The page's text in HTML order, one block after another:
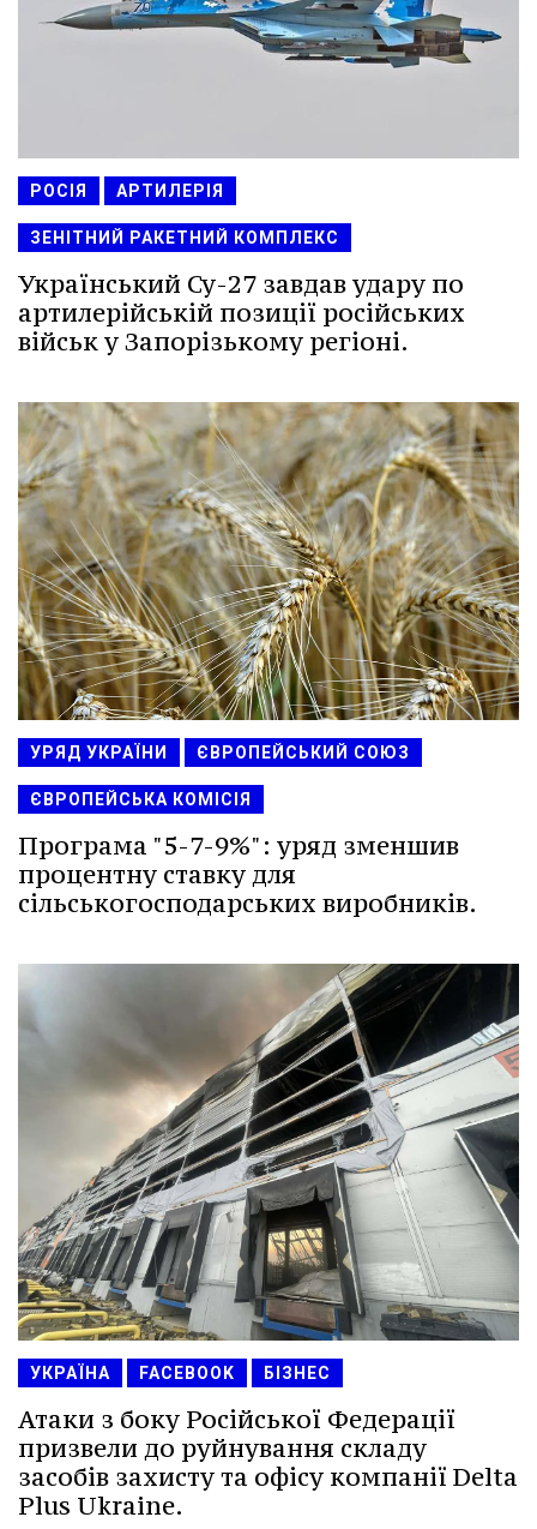
РОСІЯ АРТИЛЕРІЯ
ЗЕНІТНИЙ РАКЕТНИЙ КОМПЛЕКС
Український Су-27 завдав удару по
артилерійській позиції російських
військ у Запорізькому регіоні.
УРЯД УКРАЇНИ ЄВРОПЕЙСЬКИЙ СОЮЗ
ЄВРОПЕЙСЬКА КОМІСІЯ
Програма "5-7-9%": уряд зменшив
процентну ставку для
сільськогосподарських виробників.
УКРАЇНА FACEBOOK БІЗНЕС
Атаки з боку Російської Федерації
призвели до руйнування складу
засобів захисту та офісу компанії Delta
Plus Ukraine.